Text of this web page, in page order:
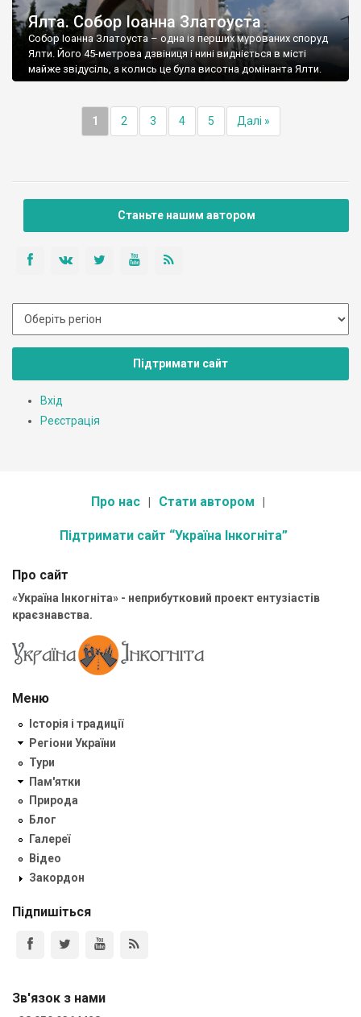
Ялта. Собор Іоанна Златоуста
Собор Іоанна Златоуста – одна із перших мурованих споруд
Ялти. Його 45-метрова дзвіниця і нині видніється в місті
майже звідусіль, а колись це була висотна домінанта Ялти.
1 2 3 4 5 Далі »
Станьте нашим автором
Підтримати сайт
Вхід
Реєстрація
Про нас Стати автором
Підтримати сайт “Україна Інкогніта”
Про сайт
«Україна Інкогніта» - неприбутковий проект ентузіастів
краєзнавства.
Меню
Історія і традиції
Регіони України
Тури
Пам'ятки
Природа
Блог
Галереї
Відео
Закордон
Підпишіться
Зв'язок з нами